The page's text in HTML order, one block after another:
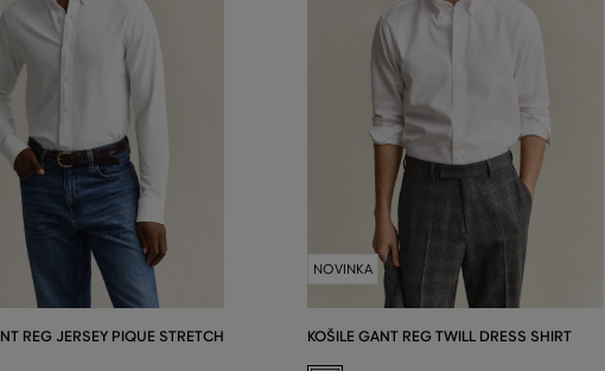
REG JERSEY PIQUE STRETCH
NOVINKA
KOŠILE GANT REG TWILL DRESS SHIRT